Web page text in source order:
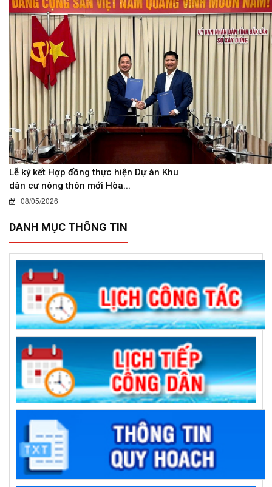
Lễ ký kết Hợp đồng thực hiện Dự án Khu
dân cư nông thôn mới Hòa...
08/05/2026
DANH MỤC THÔNG TIN